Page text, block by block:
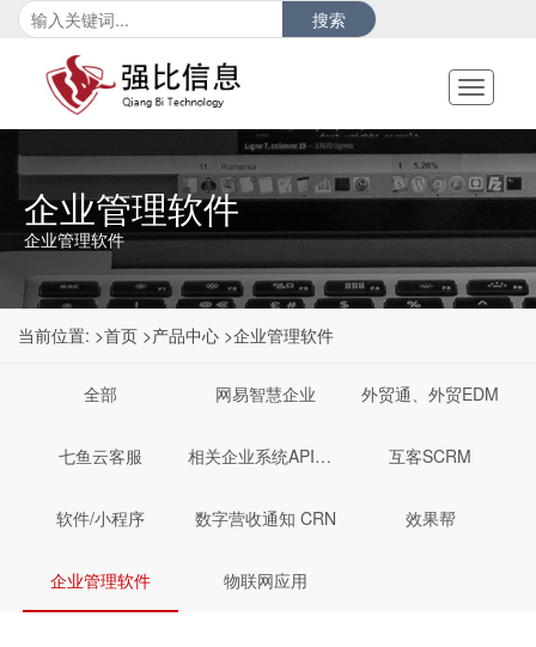
搜索
Toggle
企业管理软件
企业管理软件
当前位置: >首页 >产品中心 >企业管理软件
全部 网易智慧企业 外贸通、外贸EDM
七鱼云客服 相关企业系统API对接服务 互客SCRM
软件/小程序 数字营收通知 CRN 效果帮
企业管理软件 物联网应用